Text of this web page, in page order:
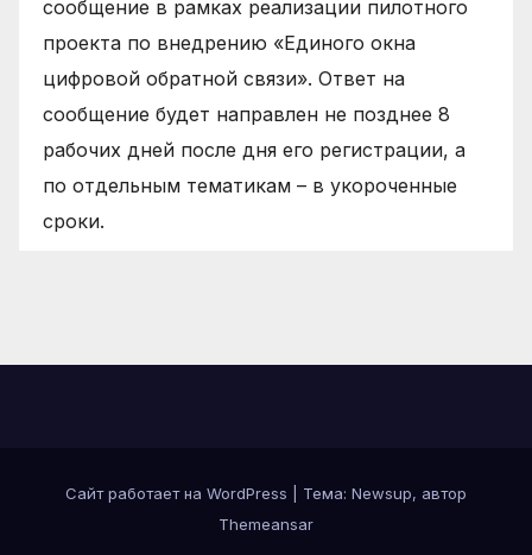
сообщение в рамках реализации пилотного
проекта по внедрению «Единого окна
цифровой обратной связи». Ответ на
сообщение будет направлен не позднее 8
рабочих дней после дня его регистрации, а
по отдельным тематикам – в укороченные
сроки.
Сайт работает на WordPress
Тема: Newsup, автор
Themeansar